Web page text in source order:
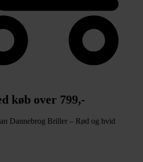
køb over 799,-
Dannebrog Briller – Rød og hvid